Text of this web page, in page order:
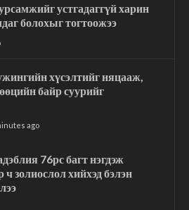
устгадаггүй харин
болохыг тогтоожээ
хүсэлтийг няцааж,
байр суурийг
ago
76рс багт нэгдэж
золиослол хийхэд бэлэн